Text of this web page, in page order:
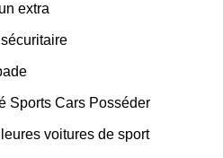
extra
Sports Cars Posséder
voitures de sport